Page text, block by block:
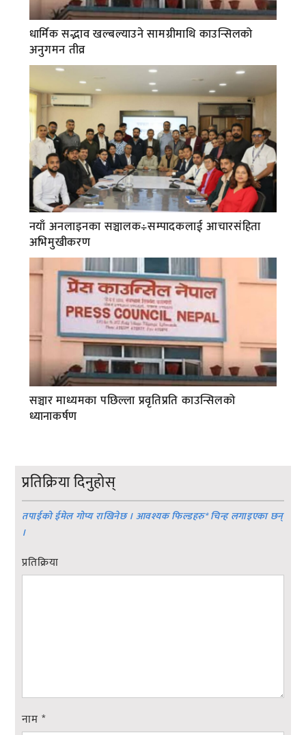
धार्मिक सद्भाव खल्बल्याउने सामग्रीमाथि काउन्सिलको
अनुगमन तीव्र
नयाँ अनलाइनका सञ्चालक÷सम्पादकलाई आचारसंहिता
अभिमुखीकरण
सञ्चार माध्यमका पछिल्ला प्रवृतिप्रति काउन्सिलको
ध्यानाकर्षण
प्रतिक्रिया दिनुहोस्
तपाईको ईमेल गोप्य राखिनेछ । आवश्यक फिल्डहरु*चिन्ह लगाइएका छन्
।
प्रतिक्रिया
नाम *